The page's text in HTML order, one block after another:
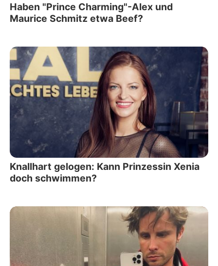
Haben "Prince Charming"-Alex und
Maurice Schmitz etwa Beef?
Knallhart gelogen: Kann Prinzessin Xenia
doch schwimmen?